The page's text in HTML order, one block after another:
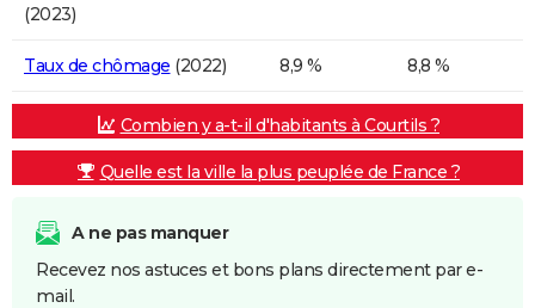
(2023)
Taux de chômage (2022) 8,9 % 8,8 %
Combien y a-t-il d'habitants à Courtils ?
Quelle est la ville la plus peuplée de France ?
A ne pas manquer
Recevez nos astuces et bons plans directement par e-
mail.